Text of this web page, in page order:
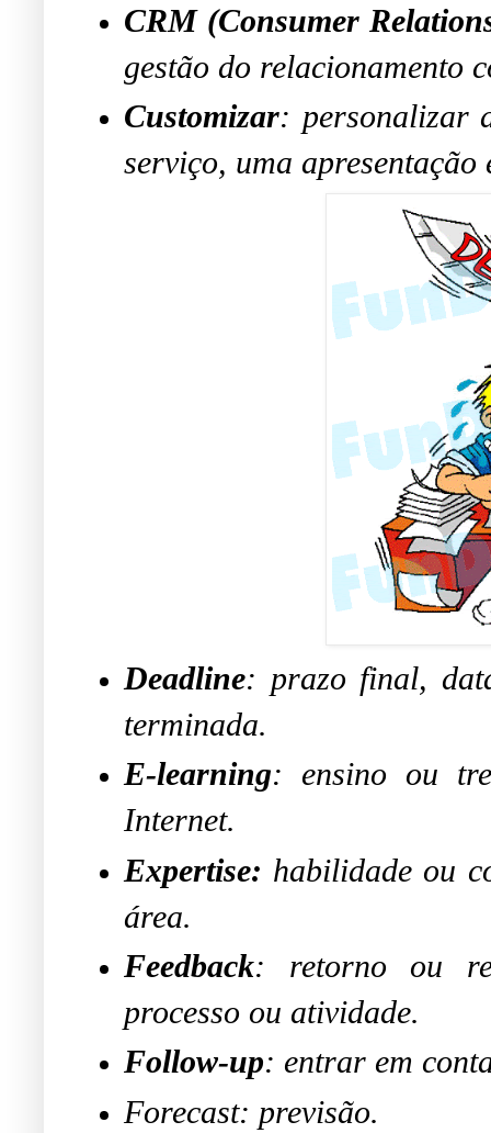
CRM (Consumer
gestão do relacionamento
Customizar: personalizar
serviço, uma apresentação
Deadline: prazo final,
terminada.
E-learning: ensino ou
Internet.
Expertise: habilidade ou
área.
Feedback: retorno ou
processo ou atividade.
Follow-up: entrar em
Forecast: previsão.